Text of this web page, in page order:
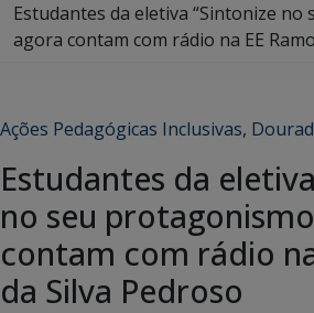
Estudantes da eletiva “Sintonize no
agora contam com rádio na EE
Ações Pedagógicas Inclusivas,
Estudantes da
no seu
contam com rádio
da Silva Pedroso